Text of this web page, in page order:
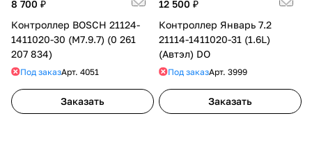
8 700 ₽
Контроллер BOSCH 21124-
1411020-30 (M7.9.7) (0 261
207 834)
Под заказАрт. 4051
Заказать
12 500 ₽
Контроллер Январь 7.2
21114-1411020-31 (1.6L)
(Автэл) DO
Под заказАрт. 3999
Заказать